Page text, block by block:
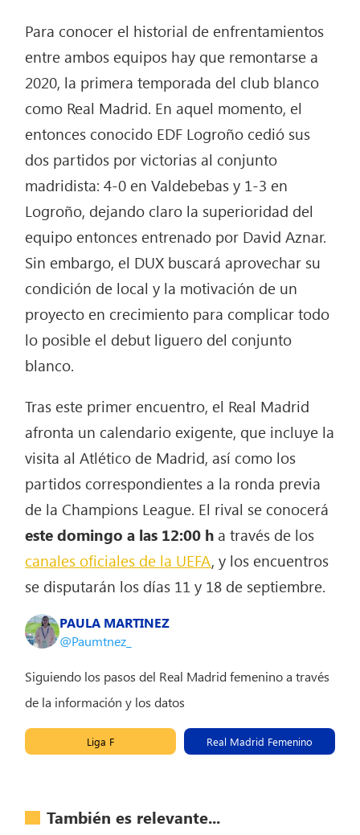
Para conocer el historial de enfrentamientos
entre ambos equipos hay que remontarse a
2020, la primera temporada del club blanco
como Real Madrid. En aquel momento, el
entonces conocido EDF Logroño cedió sus
dos partidos por victorias al conjunto
madridista: 4-0 en Valdebebas y 1-3 en
Logroño, dejando claro la superioridad del
equipo entonces entrenado por David Aznar.
Sin embargo, el DUX buscará aprovechar su
condición de local y la motivación de un
proyecto en crecimiento para complicar todo
lo posible el debut liguero del conjunto
blanco.
Tras este primer encuentro, el Real Madrid
afronta un calendario exigente, que incluye la
visita al Atlético de Madrid, así como los
partidos correspondientes a la ronda previa
de la Champions League. El rival se conocerá
este domingo a las 12:00 ha través de los
canales oficiales de la UEFA, y los encuentros
se disputarán los días 11 y 18 de septiembre.
PAULA MARTINEZ
@Paumtnez_
Siguiendo los pasos del Real Madrid femenino a través
de la información y los datos
Liga F Real Madrid Femenino
También es relevante...